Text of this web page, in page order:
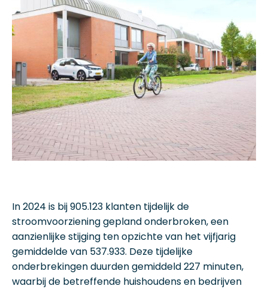
In 2024 is bij 905.123 klanten tijdelijk de
stroomvoorziening gepland onderbroken, een
aanzienlijke stijging ten opzichte van het vijfjarig
gemiddelde van 537.933. Deze tijdelijke
onderbrekingen duurden gemiddeld 227 minuten,
waarbij de betreffende huishoudens en bedrijven